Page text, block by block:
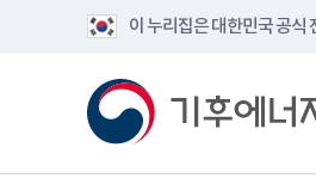
이 누리집은 대한민국 공식